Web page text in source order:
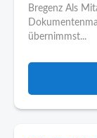
Bregenz Als
übernimmst...